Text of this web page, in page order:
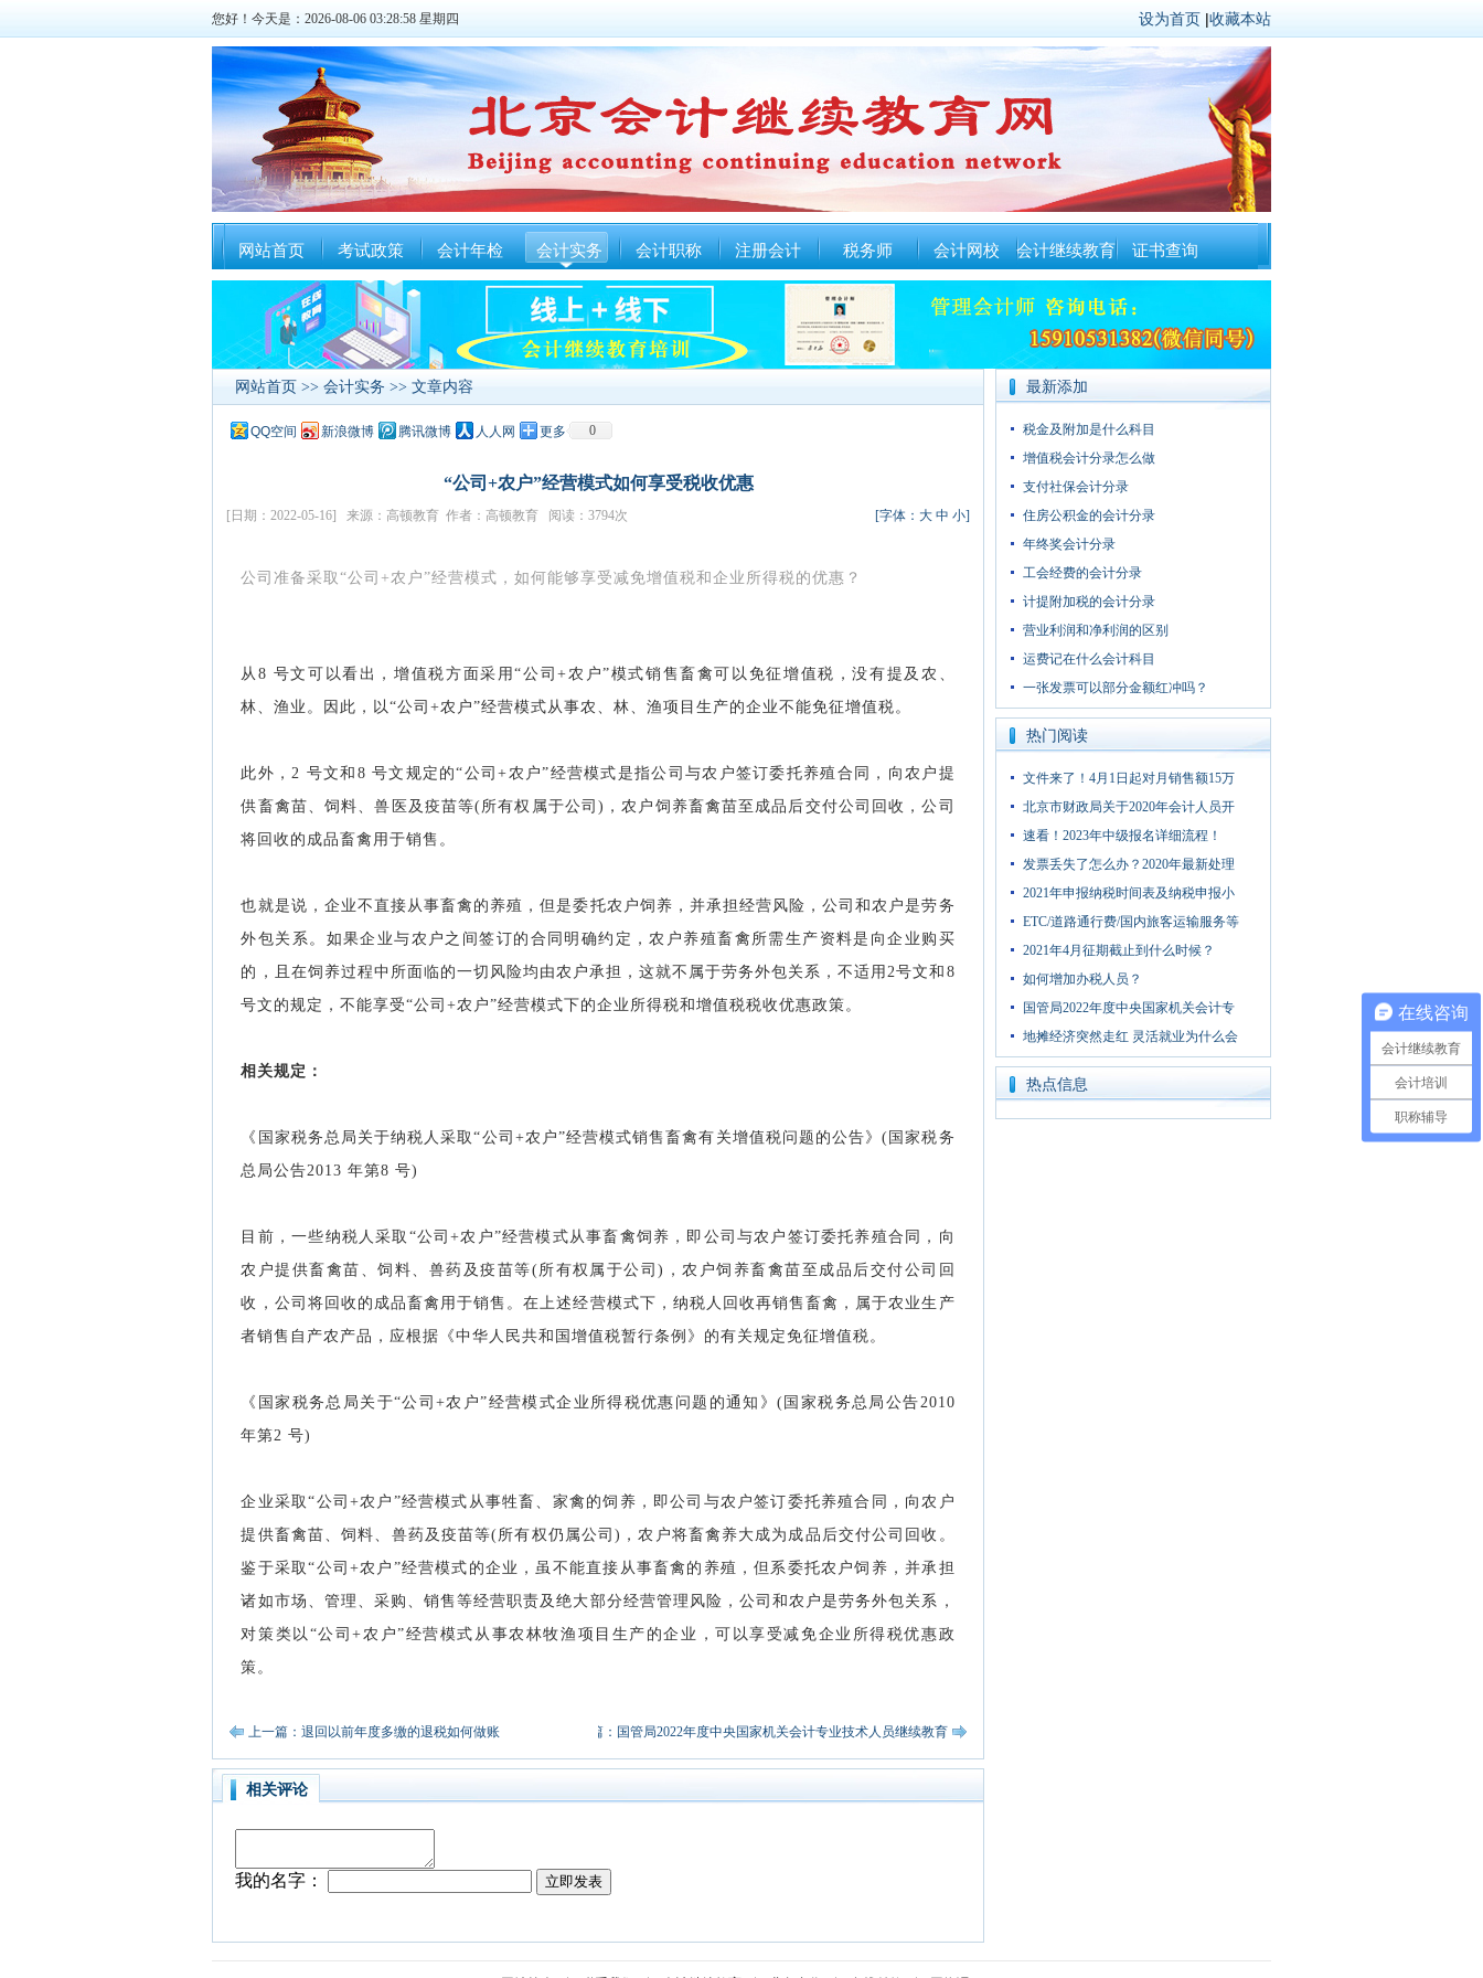
您好！今天是：2026-08-06 03:28:58 星期四 设为首页 |收藏本站
网站首页 考试政策 会计年检 会计实务 会计职称 注册会计 税务师 会计网校 会计继续教育 证书查询
网站首页 >> 会计实务 >> 文章内容
QQ空间 新浪微博 腾讯微博 人人网 更多 0
“公司+农户”经营模式如何享受税收优惠
[日期：2022-05-16] 来源：高顿教育 作者：高顿教育 阅读：3794次 [字体： 大 中 小]
公司准备采取“公司+农户”经营模式，如何能够享受减免增值税和企业所得税的优惠？
从8 号文可以看出，增值税方面采用“公司+农户”模式销售畜禽可以免征增值税，没有提及农、
林、渔业。因此，以“公司+农户”经营模式从事农、林、渔项目生产的企业不能免征增值税。
此外，2 号文和8 号文规定的“公司+农户”经营模式是指公司与农户签订委托养殖合同，向农户提
供畜禽苗、饲料、兽医及疫苗等(所有权属于公司)，农户饲养畜禽苗至成品后交付公司回收，公司
将回收的成品畜禽用于销售。
也就是说，企业不直接从事畜禽的养殖，但是委托农户饲养，并承担经营风险，公司和农户是劳务
外包关系。如果企业与农户之间签订的合同明确约定，农户养殖畜禽所需生产资料是向企业购买
的，且在饲养过程中所面临的一切风险均由农户承担，这就不属于劳务外包关系，不适用2号文和8
号文的规定，不能享受“公司+农户”经营模式下的企业所得税和增值税税收优惠政策。
相关规定：
《国家税务总局关于纳税人采取“公司+农户”经营模式销售畜禽有关增值税问题的公告》(国家税务
总局公告2013 年第8 号)
目前，一些纳税人采取“公司+农户”经营模式从事畜禽饲养，即公司与农户签订委托养殖合同，向
农户提供畜禽苗、饲料、兽药及疫苗等(所有权属于公司)，农户饲养畜禽苗至成品后交付公司回
收，公司将回收的成品畜禽用于销售。在上述经营模式下，纳税人回收再销售畜禽，属于农业生产
者销售自产农产品，应根据《中华人民共和国增值税暂行条例》的有关规定免征增值税。
《国家税务总局关于“公司+农户”经营模式企业所得税优惠问题的通知》(国家税务总局公告2010
年第2 号)
企业采取“公司+农户”经营模式从事牲畜、家禽的饲养，即公司与农户签订委托养殖合同，向农户
提供畜禽苗、饲料、兽药及疫苗等(所有权仍属公司)，农户将畜禽养大成为成品后交付公司回收。
鉴于采取“公司+农户”经营模式的企业，虽不能直接从事畜禽的养殖，但系委托农户饲养，并承担
诸如市场、管理、采购、销售等经营职责及绝大部分经营管理风险，公司和农户是劳务外包关系，
对策类以“公司+农户”经营模式从事农林牧渔项目生产的企业，可以享受减免企业所得税优惠政
策。
上一篇：退回以前年度多缴的退税如何做账 下一篇：国管局2022年度中央国家机关会计专业技术人员继续教育
相关评论
最新添加
税金及附加是什么科目
增值税会计分录怎么做
支付社保会计分录
住房公积金的会计分录
年终奖会计分录
工会经费的会计分录
计提附加税的会计分录
营业利润和净利润的区别
运费记在什么会计科目
一张发票可以部分金额红冲吗？
热门阅读
文件来了！4月1日起对月销售额15万
北京市财政局关于2020年会计人员开
速看！2023年中级报名详细流程！
发票丢失了怎么办？2020年最新处理
2021年申报纳税时间表及纳税申报小
ETC/道路通行费/国内旅客运输服务等
2021年4月征期截止到什么时候？
如何增加办税人员？
国管局2022年度中央国家机关会计专
地摊经济突然走红 灵活就业为什么会
热点信息
在线咨询
会计继续教育
会计培训
职称辅导